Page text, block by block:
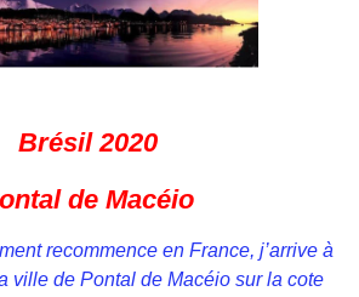
Brésil 2020
de Macéio
recommence en France, j’arrive à
ville de Pontal de Macéio sur la cote